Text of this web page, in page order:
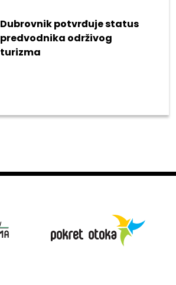
Dubrovnik potvrđuje status
predvodnika održivog
turizma